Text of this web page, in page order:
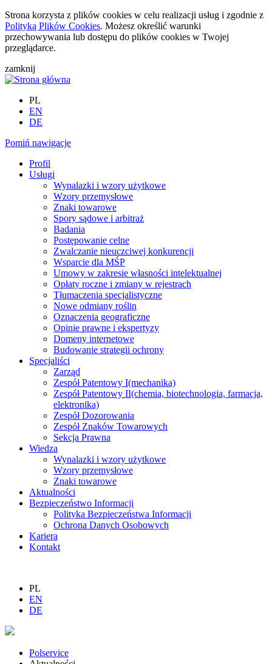
Strona korzysta z plików cookies w celu realizacji usług i zgodnie z
Polityką Plików Cookies. Możesz określić warunki
przechowywania lub dostępu do plików cookies w Twojej
przeglądarce.
zamknij
PL
EN
DE
Pomiń nawigacje
Profil
Usługi
Wynalazki i wzory użytkowe
Wzory przemysłowe
Znaki towarowe
Spory sądowe i arbitraż
Badania
Postępowanie celne
Zwalczanie nieuczciwej konkurencji
Wsparcie dla MŚP
Umowy w zakresie własności intelektualnej
Opłaty roczne i zmiany w rejestrach
Tłumaczenia specjalistyczne
Nowe odmiany roślin
Oznaczenia geograficzne
Opinie prawne i ekspertyzy
Domeny internetowe
Budowanie strategii ochrony
Specjaliści
Zarząd
Zespół Patentowy I(mechanika)
Zespół Patentowy II(chemia, biotechnologia, farmacja,
elektronika)
Zespół Dozorowania
Zespół Znaków Towarowych
Sekcja Prawna
Wiedza
Wynalazki i wzory użytkowe
Wzory przemysłowe
Znaki towarowe
Aktualności
Bezpieczeństwo Informacji
Polityka Bezpieczeństwa Informacji
Ochrona Danych Osobowych
Kariera
Kontakt
PL
EN
DE
Polservice